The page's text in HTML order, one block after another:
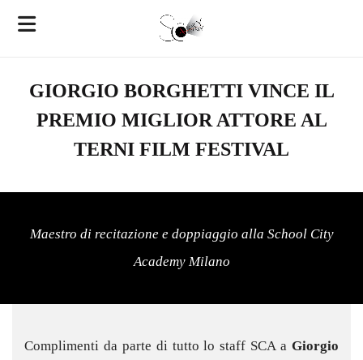
GIORGIO BORGHETTI VINCE IL
PREMIO MIGLIOR ATTORE AL
TERNI FILM FESTIVAL
Maestro di recitazione e doppiaggio alla School City
Academy Milano
Complimenti da parte di tutto lo staff SCA a Giorgio